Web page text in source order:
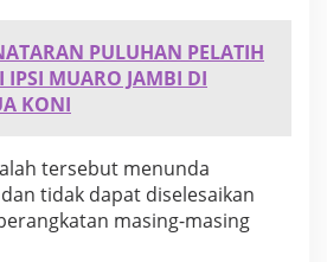
PULUHAN PELATIH
IPSI MUARO JAMBI DI
KONI
tersebut menunda
tidak dapat diselesaikan
masing-masing